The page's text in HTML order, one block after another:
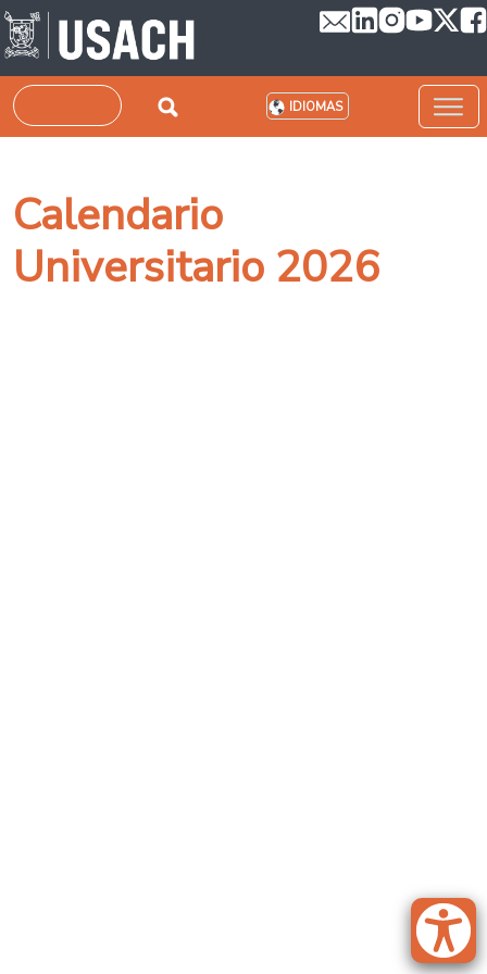
Pasar al contenido principal
Buscar IDIOMAS
Calendario
Universitario 2026